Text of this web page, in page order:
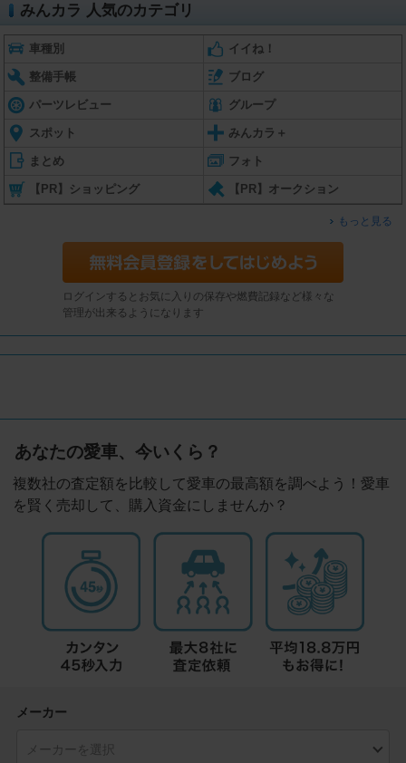
みんカラ 人気のカテゴリ
車種別 イイね！
整備手帳 ブログ
パーツレビュー グループ
スポット みんカラ＋
まとめ フォト
【PR】ショッピング 【PR】オークション
もっと見る
ログインするとお気に入りの保存や燃費記録など様々な
管理が出来るようになります
あなたの愛車、今いくら？
複数社の査定額を比較して愛車の最高額を調べよう！愛車
を賢く売却して、購入資金にしませんか？
メーカー